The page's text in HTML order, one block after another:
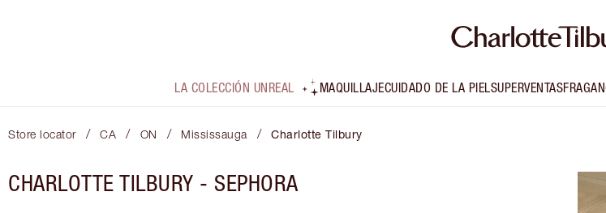
LA COLECCIÓN UNREAL MAQUILLAJECUIDADO DE LA PIELSUPERVENTAS
Store locator / CA / ON / Mississauga / Charlotte Tilbury
CHARLOTTE TILBURY - SEPHORA